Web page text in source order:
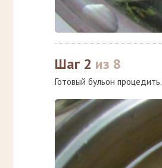
Шаг 2 из 8
Готовый бульон процедить.